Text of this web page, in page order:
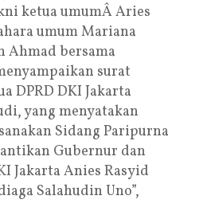
ketua umumÂ Aries
umum Mariana
Ahmad bersama
surat
DPRD DKI Jakarta
yang menyatakan
Sidang Paripurna
Gubernur dan
Jakarta Anies Rasyid
Salahudin Uno”,